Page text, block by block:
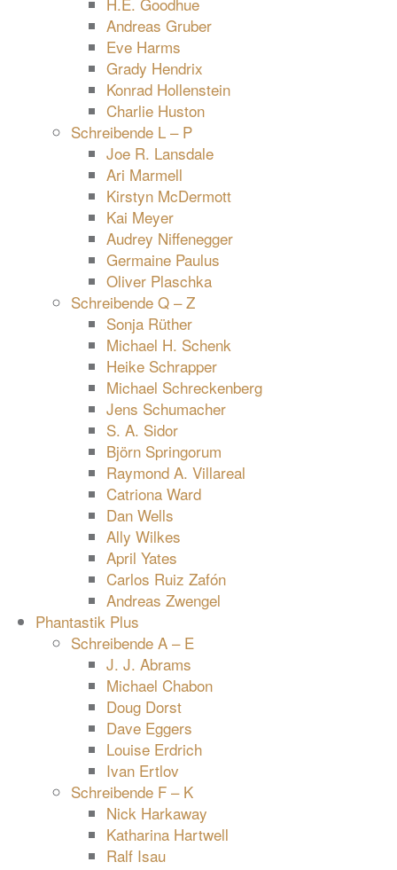
Andreas Gruber
Eve Harms
Grady Hendrix
Konrad Hollenstein
Charlie Huston
Schreibende L – P
Joe R. Lansdale
Ari Marmell
Kirstyn McDermott
Kai Meyer
Audrey Niffenegger
Germaine Paulus
Oliver Plaschka
Schreibende Q – Z
Sonja Rüther
Michael H. Schenk
Heike Schrapper
Michael Schreckenberg
Jens Schumacher
S. A. Sidor
Björn Springorum
Raymond A. Villareal
Catriona Ward
Dan Wells
Ally Wilkes
April Yates
Carlos Ruiz Zafón
Andreas Zwengel
Phantastik Plus
Schreibende A – E
J. J. Abrams
Michael Chabon
Doug Dorst
Dave Eggers
Louise Erdrich
Ivan Ertlov
Schreibende F – K
Nick Harkaway
Katharina Hartwell
Ralf Isau